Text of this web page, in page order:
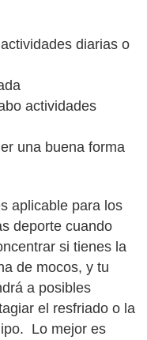
diarias o
actividades
una buena forma
aplicable para los
deporte cuando
si tienes la
de mocos, y tu
a posibles
el resfriado o la
Lo mejor es